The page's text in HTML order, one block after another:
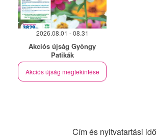
2026.08.01 - 08.31
Akciós újság Gyöngy
Patikák
Akciós újság megtekintése
Cím és nyitvatartási idő